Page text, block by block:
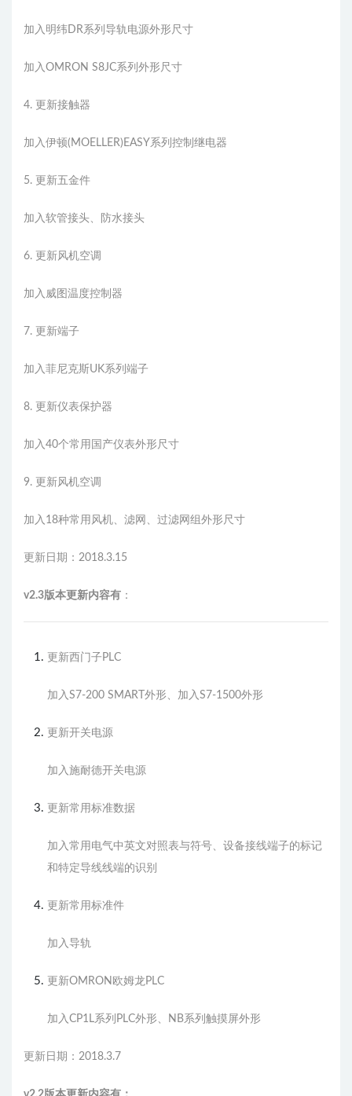
加入明纬DR系列导轨电源外形尺寸
加入OMRON S8JC系列外形尺寸
4. 更新接触器
加入伊顿(MOELLER)EASY系列控制继电器
5. 更新五金件
加入软管接头、防水接头
6. 更新风机空调
加入威图温度控制器
7. 更新端子
加入菲尼克斯UK系列端子
8. 更新仪表保护器
加入40个常用国产仪表外形尺寸
9. 更新风机空调
加入18种常用风机、滤网、过滤网组外形尺寸
更新日期：2018.3.15
v2.3版本更新内容有 ：
更新西门子PLC
加入S7-200 SMART外形、加入S7-1500外形
更新开关电源
加入施耐德开关电源
更新常用标准数据
加入常用电气中英文对照表与符号、设备接线端子的标记
和特定导线线端的识别
更新常用标准件
加入导轨
更新OMRON欧姆龙PLC
加入CP1L系列PLC外形、NB系列触摸屏外形
更新日期：2018.3.7